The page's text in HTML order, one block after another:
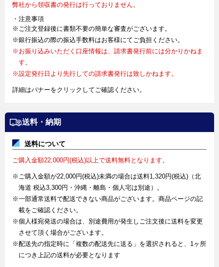
弊社から領収書の発行は行っておりません。
・注意事項
※ご注文登録後に書類不要の簡単な審査がございます。
※銀行振込の際の振込手数料はお客様にてご負担ください。
※お振り込みいただく口座情報は、請求書発行前には分かりかねま
す。
※設定発行日より先行しての請求書発行は致しかねます。
詳細はバナーをクリックしてご確認ください。
送料・納期
送料について
ご購入金額22,000円(税込)以上で送料無料となります。
※ご購入金額が22,000円(税込)未満の場合は送料1,320円(税込)（北
海道 税込3,300円・沖縄・離島・個人宅は別途）。
※一部通常送料で配送できない商品がございます。商品ページの記
載をご確認ください。
※個人様宛発送の場合は、別途費用が発生しご注文後に送料を変更
させて頂く場合がございます。
※配送先の指定時に「複数の配送先に送る」を選択されると、1ヶ所
につき上記の送料が必要となります